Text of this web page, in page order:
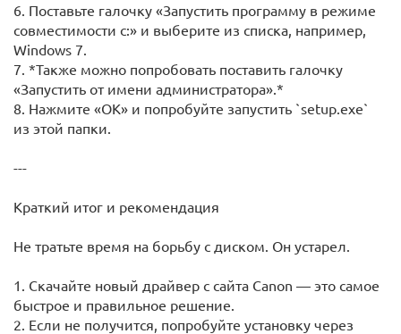
6. Поставьте галочку «Запустить программу в режиме
совместимости с:» и выберите из списка, например,
Windows 7.
7. *Также можно попробовать поставить галочку
«Запустить от имени администратора».*
8. Нажмите «ОК» и попробуйте запустить `setup.exe`
из этой папки.
---
Краткий итог и рекомендация
Не тратьте время на борьбу с диском. Он устарел.
1. Скачайте новый драйвер с сайта Canon — это самое
быстрое и правильное решение.
2. Если не получится, попробуйте установку через